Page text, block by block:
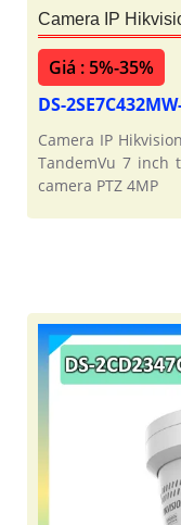
Camera IP
Giá : 5%-35%
DS-
Camera IP
TandemVu 7 inch
camera PTZ 4MP